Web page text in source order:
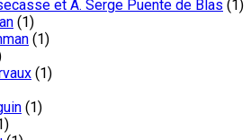
et A. Serge Puente de Blas (1)
(1)
(1)
(1)
(1)